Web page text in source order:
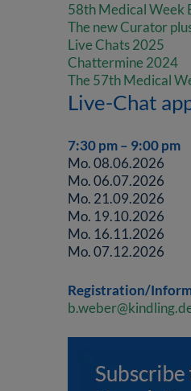
58th Medical Week
The new Curator
Live Chats 2025
Chattermine 2024
The 57th Medical
Live-Chat
7:30 pm – 9:00 pm
Mo. 08.06.2026
Mo. 06.07.2026
Mo. 21.09.2026
Mo. 19.10.2026
Mo. 16.11.2026
Mo. 07.12.2026
Registration/